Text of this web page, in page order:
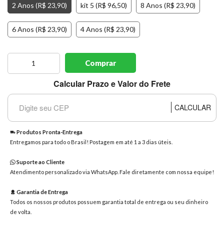
CENTRAL
8188-
Envie-
mensagem
2 Anos (R$ 23,90) kit 5 (R$ 96,50) 8 Anos (R$ 23,90)
6 Anos (R$ 23,90) 4 Anos (R$ 23,90)
Comprar
Calcular Prazo e Valor do Frete
CALCULAR
Produtos Pronta-Entrega
Entregamos para todo o Brasil! Postagem em até 1 a 3 dias úteis.
Suporte ao Cliente
Atendimento personalizado via WhatsApp. Fale diretamente com nossa equipe!
Garantia de Entrega
Todos os nossos produtos possuem garantia total de entrega ou seu dinheiro
de volta.